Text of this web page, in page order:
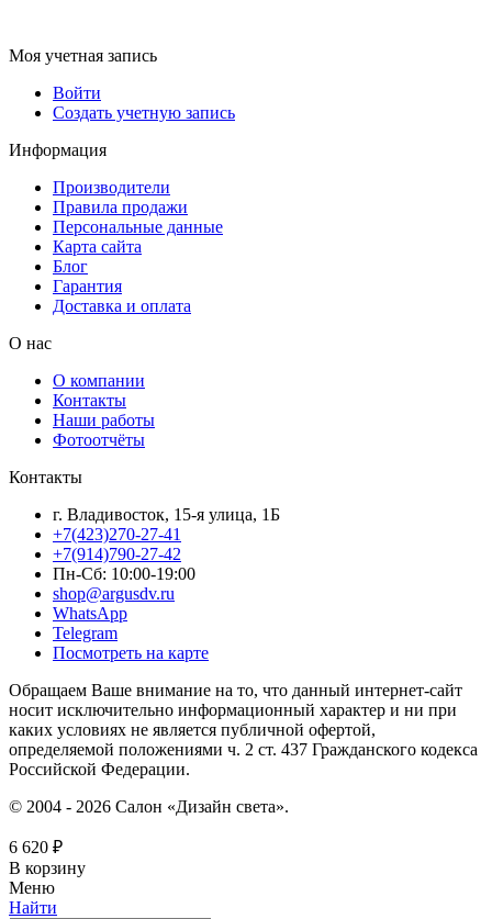
Моя учетная запись
Войти
Создать учетную запись
Информация
Производители
Правила продажи
Персональные данные
Карта сайта
Блог
Гарантия
Доставка и оплата
О нас
О компании
Контакты
Наши работы
Фотоотчёты
Контакты
г. Владивосток, 15-я улица, 1Б
+7(423)270-27-41
+7(914)790-27-42
Пн-Сб: 10:00-19:00
shop@argusdv.ru
WhatsApp
Telegram
Посмотреть на карте
Обращаем Ваше внимание на то, что данный интернет-сайт
носит исключительно информационный характер и ни при
каких условиях не является публичной офертой,
определяемой положениями ч. 2 ст. 437 Гражданского кодекса
Российской Федерации.
© 2004 - 2026 Салон «Дизайн света».
6 620 ₽
В корзину
Меню
Найти